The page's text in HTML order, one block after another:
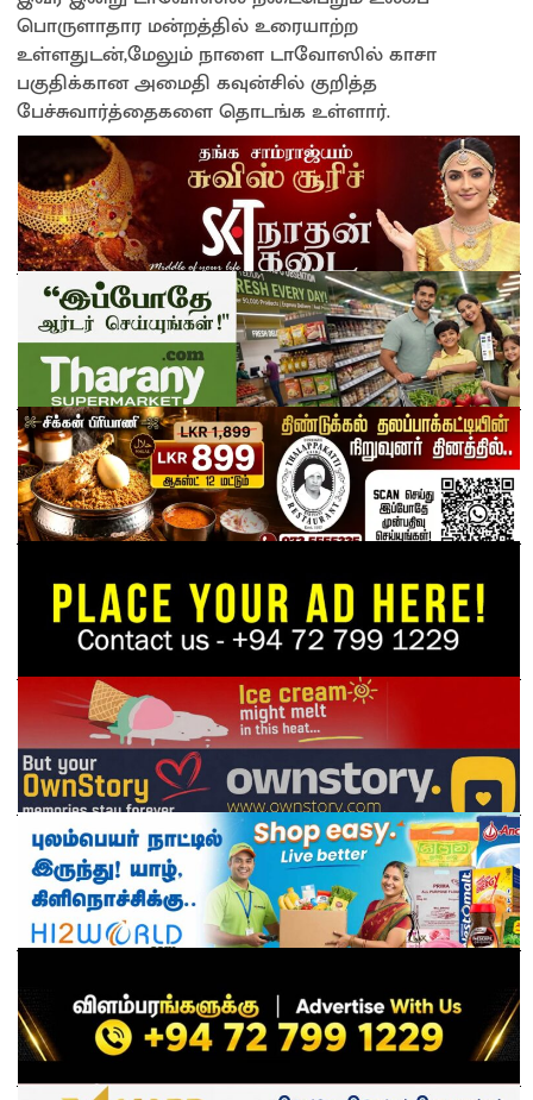
பொருளாதார மன்றத்தில் உரையாற்ற
உள்ளதுடன்,மேலும் நாளை டாவோஸில் காசா
பகுதிக்கான அமைதி கவுன்சில் குறித்த
பேச்சுவார்த்தைகளை தொடங்க உள்ளார்.